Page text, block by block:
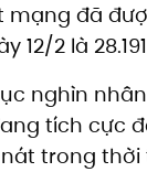
mạng đã
12/2 là
nghìn
tích cực
trong thời